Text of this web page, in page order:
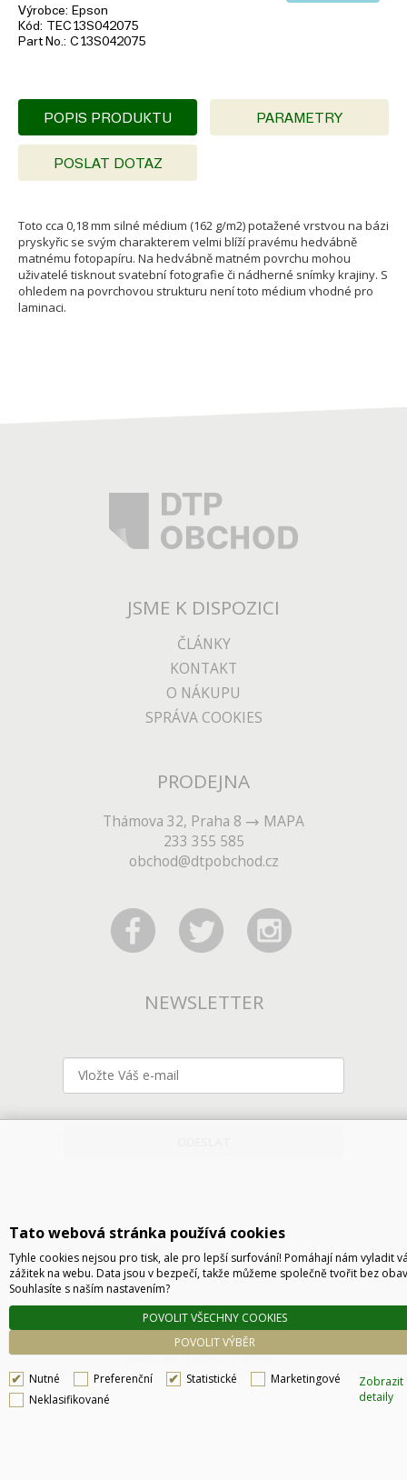
Výrobce
Epson
Kód
TEC13S042075
Part No. C13S042075
POPIS PRODUKTU PARAMETRY
POSLAT DOTAZ
Toto cca 0,18 mm silné médium (162 g/m2) potažené vrstvou na bázi
pryskyřic se svým charakterem velmi blíží pravému hedvábně
matnému fotopapíru. Na hedvábně matném povrchu mohou
uživatelé tisknout svatební fotografie či nádherné snímky krajiny. S
ohledem na povrchovou strukturu není toto médium vhodné pro
laminaci.
JSME K DISPOZICI
ČLÁNKY
KONTAKT
O NÁKUPU
SPRÁVA COOKIES
PRODEJNA
Thámova 32, Praha 8
MAPA
233 355 585
obchod@dtpobchod.cz
NEWSLETTER
Technické řešení © 2026 CyberSoft s.r.o.
Podle zákona o evidenci tržeb je prodávající povinen vystavit kupujícímu účtenku. Zároveň
je povinen zaevidovat přijatou tržbu u správce daně online, v případě technického
výpadku pak nejpozději do 48 hodin.
Tato webová stránka používá cookies
Tyhle cookies nejsou pro tisk, ale pro lepší surfování! Pomáhají nám vyladit
zážitek na webu. Data jsou v bezpečí, takže můžeme společně tvořit bez
Souhlasíte s naším nastavením?
POVOLIT VÝBĚR
POVOLIT VŠECHNY COOKIES
Nutné Preferenční Statistické
Marketingové
Neklasifikované
Zobrazit
detaily